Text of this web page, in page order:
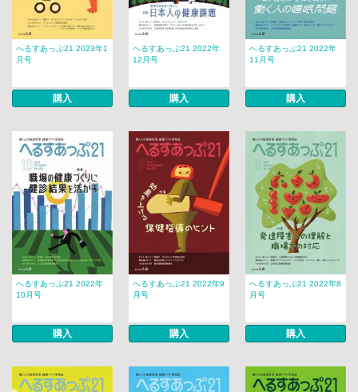
へるすあっぷ21 2023年1
月号
購入
へるすあっぷ21 2022年
12月号
購入
へるすあっぷ21 2022年
11月号
購入
へるすあっぷ21 2022年
10月号
購入
へるすあっぷ21 2022年9
月号
購入
へるすあっぷ21 2022年8
月号
購入